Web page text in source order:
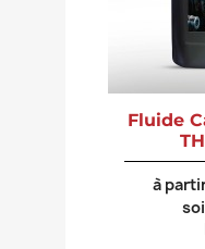
Fluide
à